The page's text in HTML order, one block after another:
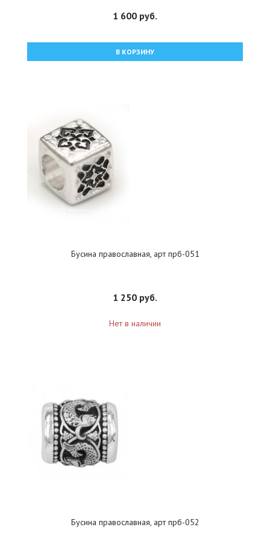
1 600 руб.
В КОРЗИНУ
Бусина православная, арт прб-051
1 250 руб.
Нет в наличии
Бусина православная, арт прб-052